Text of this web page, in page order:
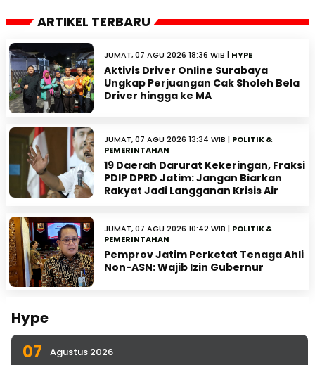
ARTIKEL TERBARU
JUMAT, 07 AGU 2026 18:36 WIB | HYPE
Aktivis Driver Online Surabaya
Ungkap Perjuangan Cak Sholeh Bela
Driver hingga ke MA
JUMAT, 07 AGU 2026 13:34 WIB | POLITIK &
PEMERINTAHAN
19 Daerah Darurat Kekeringan, Fraksi
PDIP DPRD Jatim: Jangan Biarkan
Rakyat Jadi Langganan Krisis Air
JUMAT, 07 AGU 2026 10:42 WIB | POLITIK &
PEMERINTAHAN
Pemprov Jatim Perketat Tenaga Ahli
Non-ASN: Wajib Izin Gubernur
Hype
07 Agustus 2026